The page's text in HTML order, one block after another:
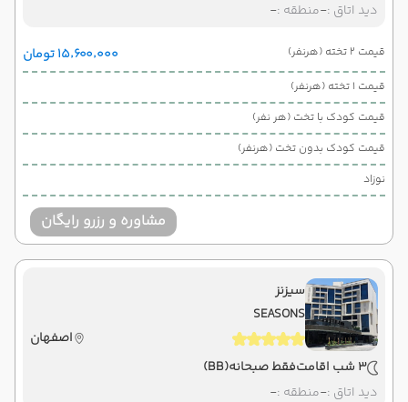
دید اتاق :-منطقه :-
قیمت 2 تخته (هرنفر) ۱۵٬۶۰۰٬۰۰۰ تومان
قیمت 1 تخته (هرنفر)
قیمت کودک با تخت (هر نفر)
قیمت کودک بدون تخت (هرنفر)
نوزاد
مشاوره و رزرو رایگان
سیزنز
SEASONS
اصفهان
3 شب اقامت
فقط صبحانه(BB)
دید اتاق :-منطقه :-